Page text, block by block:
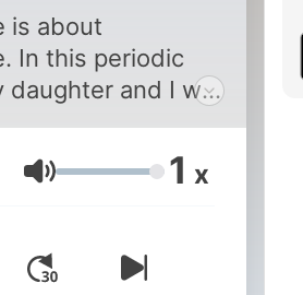
is about
In this periodic
daughter and I will
topics such as
books and
friendly topics. I
we see, will dive
or similar
between parent
Volumen 1 x